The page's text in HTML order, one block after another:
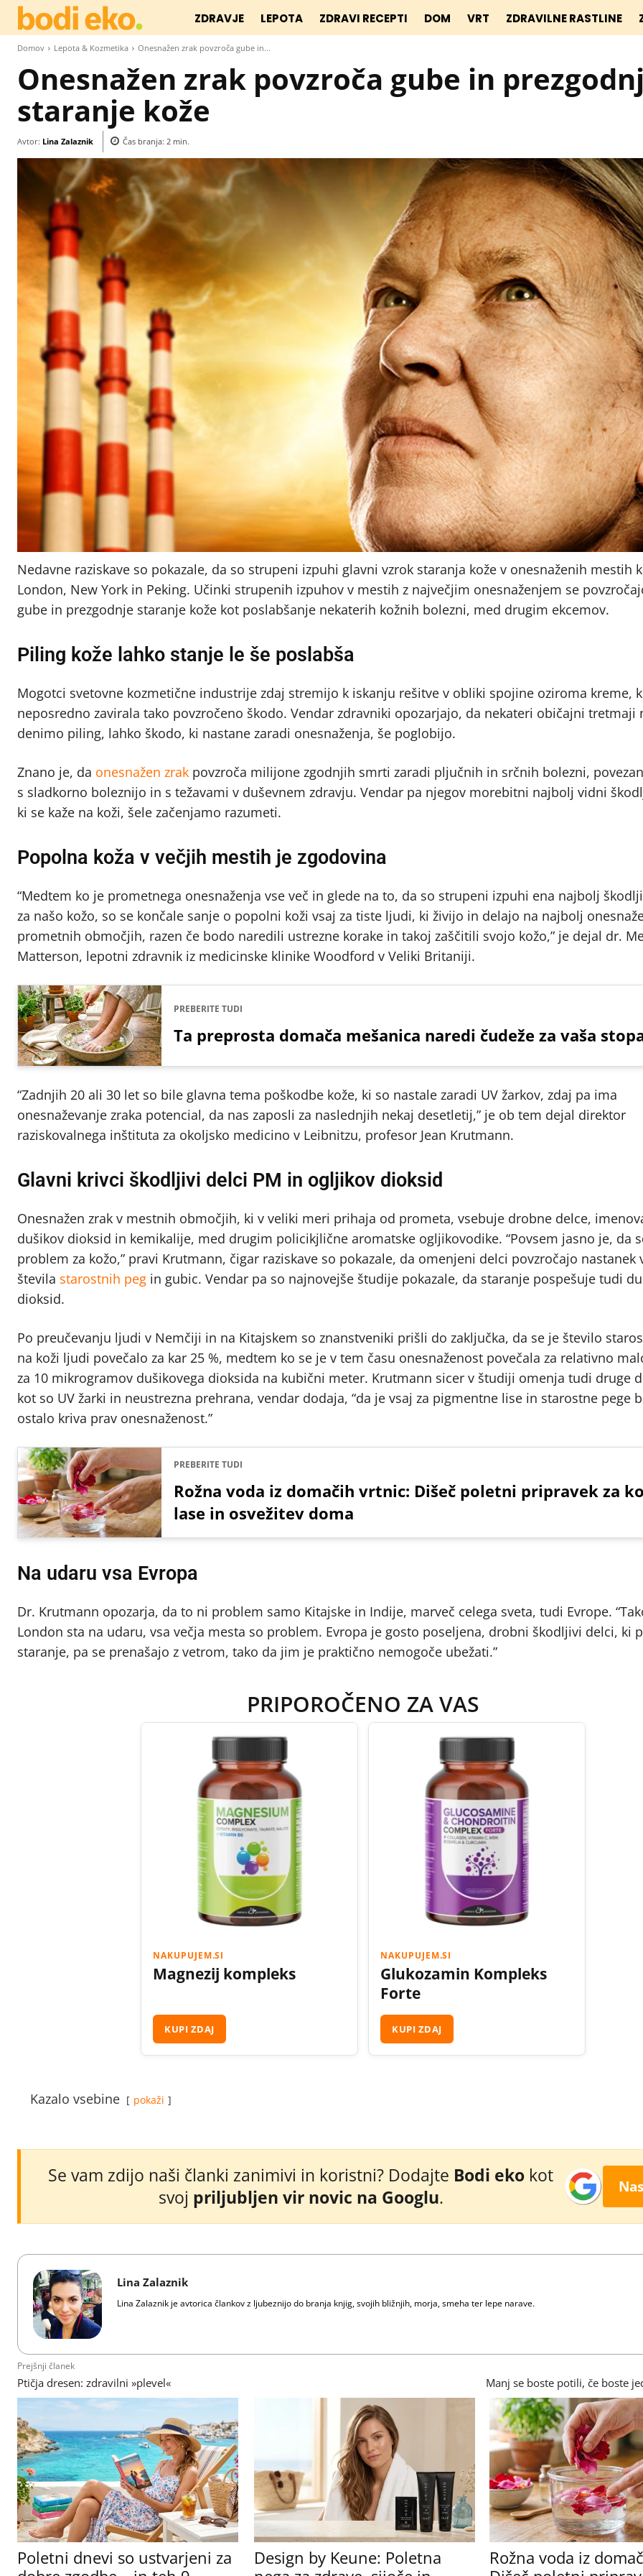
ZDRAVJE LEPOTA ZDRAVI RECEPTI DOM VRT ZDRAVILNE RASTLINE
Domov Lepota & Kozmetika Onesnažen zrak povzroča gube in...
Onesnažen zrak povzroča gube in
staranje kože
Avtor: Lina Zalaznik Čas branja: 2 min.
Nedavne raziskave so pokazale, da so strupeni izpuhi glavni vzrok staranja kože v onesnaženih mestih
London, New York in Peking. Učinki strupenih izpuhov v mestih z največjim onesnaženjem se
gube in prezgodnje staranje kože kot poslabšanje nekaterih kožnih bolezni, med drugim ekcemov.
Piling kože lahko stanje le še poslabša
Mogotci svetovne kozmetične industrije zdaj stremijo k iskanju rešitve v obliki spojine oziroma kreme,
neposredno zavirala tako povzročeno škodo. Vendar zdravniki opozarjajo, da nekateri običajni tretmaji
denimo piling, lahko škodo, ki nastane zaradi onesnaženja, še poglobijo.
Znano je, da onesnažen zrak povzroča milijone zgodnjih smrti zaradi pljučnih in srčnih bolezni,
s sladkorno boleznijo in s težavami v duševnem zdravju. Vendar pa njegov morebitni najbolj vidni
ki se kaže na koži, šele začenjamo razumeti.
Popolna koža v večjih mestih je zgodovina
“Medtem ko je prometnega onesnaženja vse več in glede na to, da so strupeni izpuhi ena najbolj
za našo kožo, so se končale sanje o popolni koži vsaj za tiste ljudi, ki živijo in delajo na najbolj
prometnih območjih, razen če bodo naredili ustrezne korake in takoj zaščitili svojo kožo,” je dejal dr.
Matterson, lepotni zdravnik iz medicinske klinike Woodford v Veliki Britaniji.
PREBERITE TUDI
Ta preprosta domača mešanica naredi čudeže za vaša
“Zadnjih 20 ali 30 let so bile glavna tema poškodbe kože, ki so nastale zaradi UV žarkov, zdaj pa ima
onesnaževanje zraka potencial, da nas zaposli za naslednjih nekaj desetletij,” je ob tem dejal direktor
raziskovalnega inštituta za okoljsko medicino v Leibnitzu, profesor Jean Krutmann.
Glavni krivci škodljivi delci PM in ogljikov dioksid
Onesnažen zrak v mestnih območjih, ki v veliki meri prihaja od prometa, vsebuje drobne delce,
dušikov dioksid in kemikalije, med drugim policikjlične aromatske ogljikovodike. “Povsem jasno je, da
problem za kožo,” pravi Krutmann, čigar raziskave so pokazale, da omenjeni delci povzročajo nastanek
števila starostnih peg in gubic. Vendar pa so najnovejše študije pokazale, da staranje pospešuje tudi
dioksid.
Po preučevanju ljudi v Nemčiji in na Kitajskem so znanstveniki prišli do zaključka, da se je število
na koži ljudi povečalo za kar 25 %, medtem ko se je v tem času onesnaženost povečala za relativno
za 10 mikrogramov dušikovega dioksida na kubični meter. Krutmann sicer v študiji omenja tudi druge
kot so UV žarki in neustrezna prehrana, vendar dodaja, “da je vsaj za pigmentne lise in starostne pege
ostalo kriva prav onesnaženost.”
PREBERITE TUDI
Rožna voda iz domačih vrtnic: Dišeč poletni pripravek za
lase in osvežitev doma
Na udaru vsa Evropa
Dr. Krutmann opozarja, da to ni problem samo Kitajske in Indije, marveč celega sveta, tudi Evrope.
London sta na udaru, vsa večja mesta so problem. Evropa je gosto poseljena, drobni škodljivi delci, ki
staranje, pa se prenašajo z vetrom, tako da jim je praktično nemogoče ubežati.”
PRIPOROČENO ZA VAS
NAKUPUJEM.SI
Magnezij kompleks
KUPI ZDAJ
NAKUPUJEM.SI
Glukozamin Kompleks
Forte
KUPI ZDAJ
Kazalo vsebine pokaži
Se vam zdijo naši članki zanimivi in koristni? Dodajte Bodi eko kot
svoj priljubljen vir novic na Googlu.
Lina Zalaznik
Lina Zalaznik je avtorica člankov z ljubeznijo do branja knjig, svojih bližnjih, morja, smeha ter lepe narave.
Prejšnji članek
Ptičja dresen: zdravilni »plevel« Manj se boste potili, če boste
Poletni dnevi so ustvarjeni za
Design by Keune: Poletna
Rožna voda iz